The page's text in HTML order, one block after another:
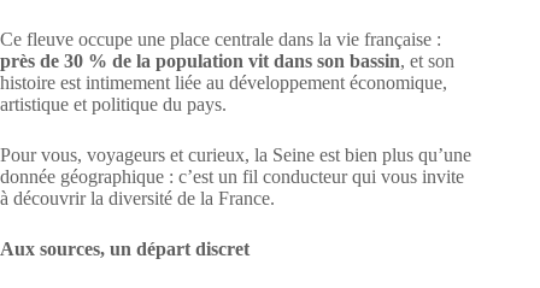
Ce fleuve occupe une place centrale dans la vie française :
près de 30 % de la population vit dans son bassin, et son
histoire est intimement liée au développement économique,
artistique et politique du pays.
Pour vous, voyageurs et curieux, la Seine est bien plus qu’une
donnée géographique : c’est un fil conducteur qui vous invite
à découvrir la diversité de la France.
Aux sources, un départ discret